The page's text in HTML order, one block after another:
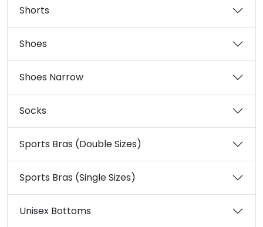
Shorts
Shoes
Shoes Narrow
Socks
Sports Bras (Double Sizes)
Sports Bras (Single Sizes)
Unisex Bottoms